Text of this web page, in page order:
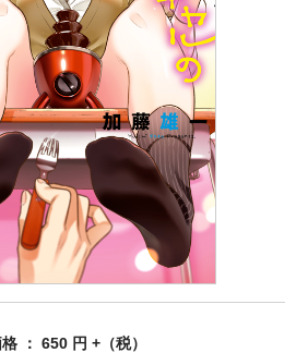
： 650 円 +（税）